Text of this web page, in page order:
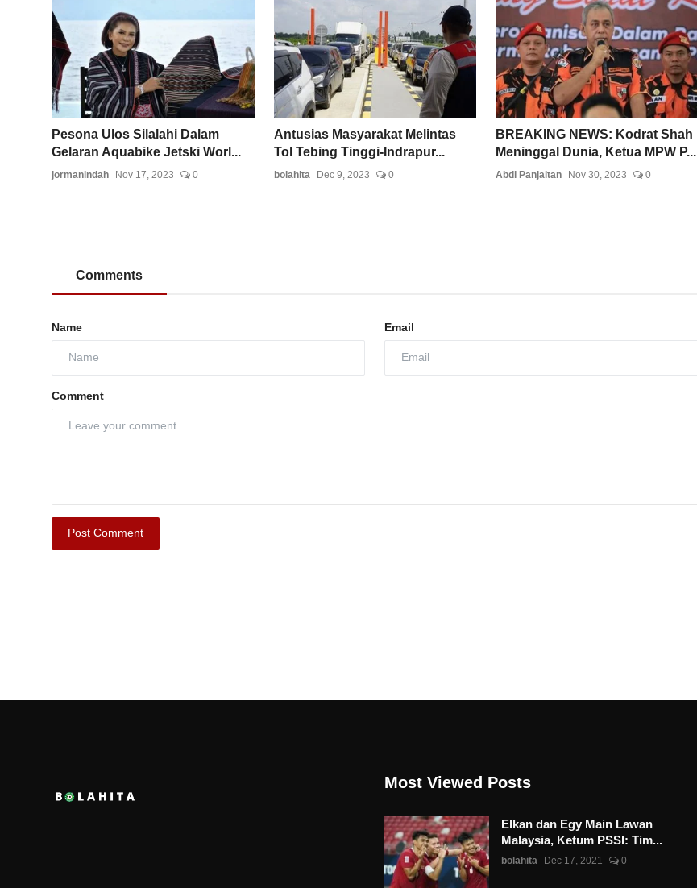
Pesona Ulos Silalahi Dalam
Gelaran Aquabike Jetski Worl...
jormanindah Nov 17, 2023 0
Antusias Masyarakat Melintas
Tol Tebing Tinggi-Indrapur...
bolahita Dec 9, 2023 0
BREAKING NEWS: Kodrat Shah
Meninggal Dunia, Ketua MPW P...
Abdi Panjaitan Nov 30, 2023 0
Comments
Name Email
Comment
Post Comment
Most Viewed Posts
Elkan dan Egy Main Lawan
Malaysia, Ketum PSSI: Tim...
bolahita Dec 17, 2021 0